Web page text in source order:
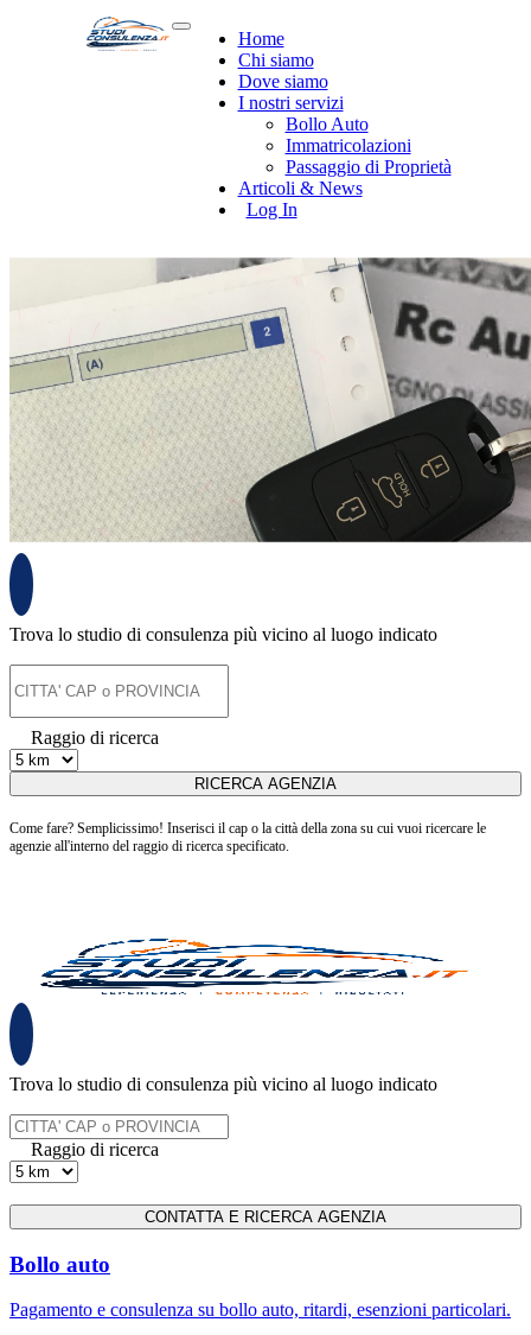
Home
Chi siamo
Dove siamo
I nostri servizi
Bollo Auto
Immatricolazioni
Passaggio di Proprietà
Articoli & News
Log In
Trova lo studio di consulenza più vicino al luogo indicato
Raggio di ricerca
Come fare? Semplicissimo! Inserisci il cap o la città della zona su cui vuoi ricercare le
agenzie all'interno del raggio di ricerca specificato.
Trova lo studio di consulenza più vicino al luogo indicato
Raggio di ricerca
Bollo auto
Pagamento e consulenza su bollo auto, ritardi, esenzioni particolari.